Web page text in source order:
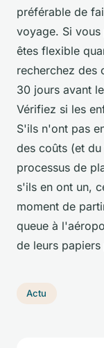
préférable de
voyage. Si
êtes flexible
recherchez des
30 jours avant
Vérifiez si les
S'ils n'ont pas
des coûts (et
processus de
s'ils en ont un,
moment de
queue à
de leurs
Actu